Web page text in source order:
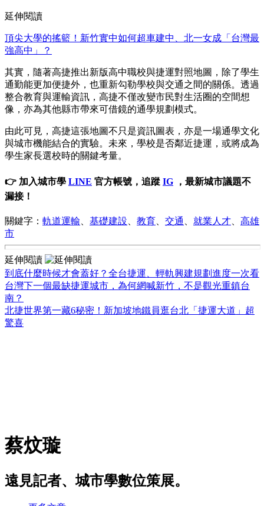
延伸閱讀
頂尖大學的搖籃！新竹實中如何超車建中、北一女成「台灣最
強高中」？
其實，隨著高捷推出新版高中職校與捷運對照地圖，除了學生
通勤能更加便捷外，也重新勾勒學校與交通之間的關係。透過
整合教育與運輸資訊，高捷不僅改變市民對生活圈的空間想
像，亦為其他縣市帶來可借鏡的通學規劃模式。
由此可見，高捷這張地圖不只是資訊圖表，亦是一場通學文化
與城市機能結合的實驗。未來，學校是否鄰近捷運，或將成為
學生家長選校時的關鍵考量。
👉 加入城市學 LINE 官方帳號，追蹤 IG ，最新城市議題不
漏接！
關鍵字： 軌道運輸 基礎建設 教育 交通 就業人才
高雄
市
延伸閱讀
到底什麼時候才會蓋好？全台捷運、輕軌興建規劃進度一次看
台灣下一個最缺捷運城市，為何網喊新竹，不是觀光重鎮台
南？
北捷世界第一藏6秘密！新加坡地鐵員逛台北「捷運大道」超
驚喜
蔡炆璇
遠見記者、城市學數位策展。